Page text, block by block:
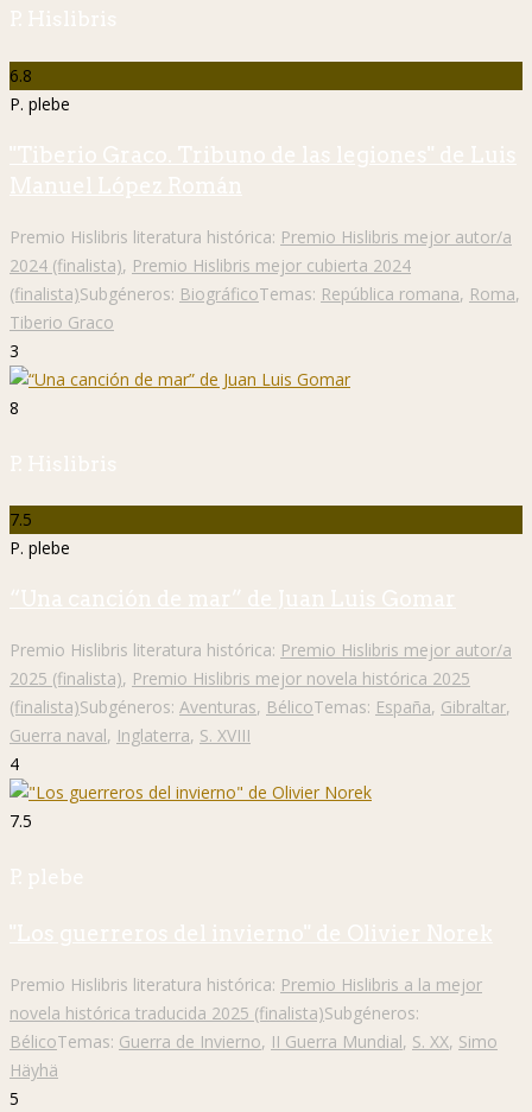
P. Hislibris
6.8
P. plebe
"Tiberio Graco. Tribuno de las legiones" de Luis
Manuel López Román
Premio Hislibris literatura histórica: Premio Hislibris mejor autor/a
2024 (finalista), Premio Hislibris mejor cubierta 2024
(finalista)Subgéneros: BiográficoTemas: República romana, Roma,
Tiberio Graco
3
8
P. Hislibris
7.5
P. plebe
“Una canción de mar” de Juan Luis Gomar
Premio Hislibris literatura histórica: Premio Hislibris mejor autor/a
2025 (finalista), Premio Hislibris mejor novela histórica 2025
(finalista)Subgéneros: Aventuras, BélicoTemas: España, Gibraltar,
Guerra naval, Inglaterra, S. XVIII
4
7.5
P. plebe
"Los guerreros del invierno" de Olivier Norek
Premio Hislibris literatura histórica: Premio Hislibris a la mejor
novela histórica traducida 2025 (finalista)Subgéneros:
BélicoTemas: Guerra de Invierno, II Guerra Mundial, S. XX, Simo
Häyhä
5